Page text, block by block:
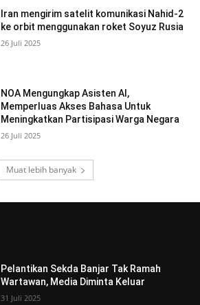
Iran mengirim satelit komunikasi Nahid-2
ke orbit menggunakan roket Soyuz Rusia
26 Juli 2025
NOA Mengungkap Asisten AI,
Memperluas Akses Bahasa Untuk
Meningkatkan Partisipasi Warga Negara
26 Juli 2025
Muat lebih banyak
Pelantikan Sekda Banjar Tak Ramah
Wartawan, Media Diminta Keluar
31 Juli 2025